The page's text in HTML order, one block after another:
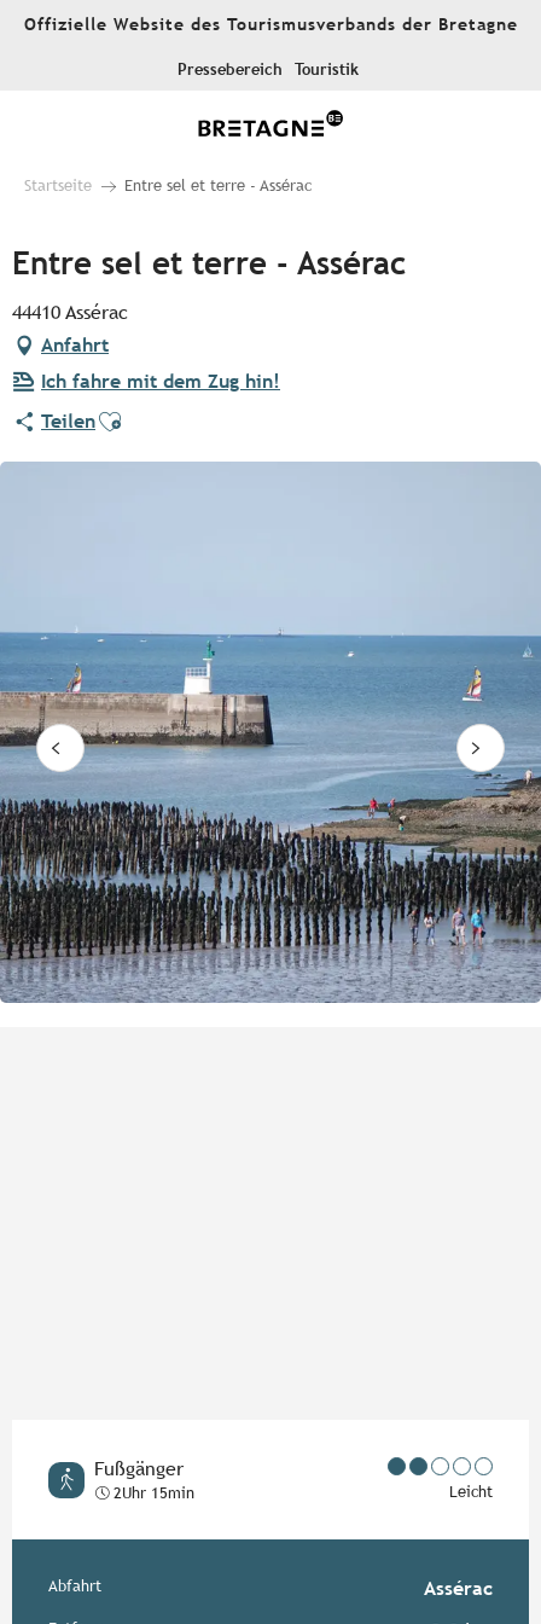
AllerOffizielle Website des Tourismusverbands der Bretagne
Pressebereich Touristik
Startseite Entre sel et terre - Assérac
Entre sel et terre - Assérac
44410 Assérac
Anfahrt
Ich fahre mit dem Zug hin!
TeilenAjouter aux favoris
Fußgänger
2Uhr 15min Leicht
Praktische Informationen
Abfahrt Assérac